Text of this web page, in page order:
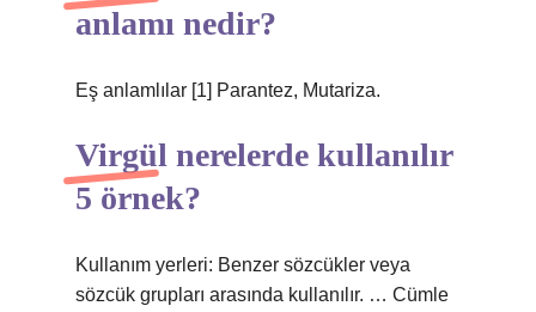
anlamı nedir?
Eş anlamlılar [1] Parantez, Mutariza.
Virgül nerelerde kullanılır
5 örnek?
Kullanım yerleri: Benzer sözcükler veya
sözcük grupları arasında kullanılır. … Cümle